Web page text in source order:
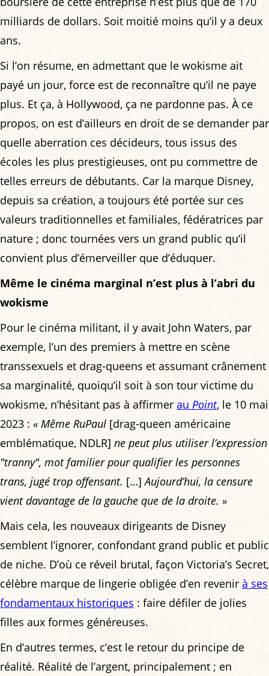
milliards de dollars. Soit moitié moins qu’il y a deux
ans.
Si l’on résume, en admettant que le wokisme ait
payé un jour, force est de reconnaître qu’il ne paye
plus. Et ça, à Hollywood, ça ne pardonne pas. À ce
propos, on est d’ailleurs en droit de se demander par
quelle aberration ces décideurs, tous issus des
écoles les plus prestigieuses, ont pu commettre de
telles erreurs de débutants. Car la marque Disney,
depuis sa création, a toujours été portée sur ces
valeurs traditionnelles et familiales, fédératrices par
nature ; donc tournées vers un grand public qu’il
convient plus d’émerveiller que d’éduquer.
Même le cinéma marginal n’est plus à l’abri du
wokisme
Pour le cinéma militant, il y avait John Waters, par
exemple, l’un des premiers à mettre en scène
transsexuels et drag-queens et assumant crânement
sa marginalité, quoiqu’il soit à son tour victime du
wokisme, n’hésitant pas à affirmer au Point, le 10 mai
2023 : « Même RuPaul [drag-queen américaine
emblématique, NDLR] ne peut plus utiliser l’expression
"tranny", mot familier pour qualifier les personnes
trans, jugé trop offensant. […]Aujourd’hui, la censure
vient davantage de la gauche que de la droite. »
Mais cela, les nouveaux dirigeants de Disney
semblent l’ignorer, confondant grand public et public
de niche. D’où ce réveil brutal, façon Victoria’s Secret,
célèbre marque de lingerie obligée d’en revenir à ses
fondamentaux historiques : faire défiler de jolies
filles aux formes généreuses.
En d’autres termes, c’est le retour du principe de
réalité. Réalité de l’argent, principalement ; en